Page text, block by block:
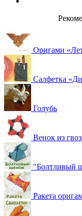
Оригами
Салфетка
Голубь
Венок из
"Болтливый
Ракета